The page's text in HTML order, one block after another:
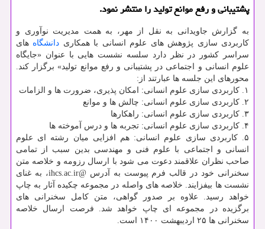
پشتیبانی و رفع موانع تولید را منتشر نمود.
به گزارش جاویدانی به نقل از مهر، به همت مدیریت نوآوری و
کاربردی سازی پژوهش های علوم انسانی با همکاری دانشگاه های
سراسر کشور در نظر دارد سلسه نشست هایی با عنوان «جایگاه
علوم انسانی و اجتماعی در پشتیبانی و رفع موانع تولید» برگزار کند.
محورهای این جلسه ها عبارتند از:
۱. کاربردی سازی علوم انسانی: امکان پذیری، ضرورت ها و الزامات
۲. کاربردی سازی علوم انسانی: چالش ها و موانع
۳. کاربردی سازی علوم انسانی: راهکارها
۴. کاربردی سازی علوم انسانی: تجربه ها و درس آموخته ها
۵. کاربردی سازی علوم انسانی: هم افزایی میان رشته ای علوم
انسانی و اجتماعی با علوم فنی و مهندسی بدین سبب از تمامی
صاحب نظران علاقمند دعوت می شود با ارسال رزومه و خلاصه متن
سخنرانی خود در قالب فرم پیوست به آدرس @ihcs.ac.ir، به غنای
نشست ها بیفزایند. خلاصه های واصله در مجموعه چکیده آثار به چاپ
خواهد رسید. علاوه بر صدور گواهی، متن کامل سخنرانی های
برگزیده در مجموعه ای چاپ خواهد شد. فرصت ارسال خلاصه
سخنرانی ها ۲۵ اردیبهشت ۱۴۰۰ است.